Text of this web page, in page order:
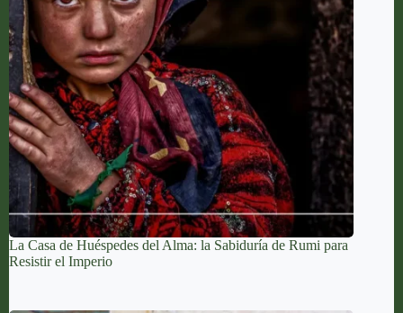
La Casa de Huéspedes del Alma: la Sabiduría de Rumi para
Resistir el Imperio